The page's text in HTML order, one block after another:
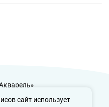
сайт использует